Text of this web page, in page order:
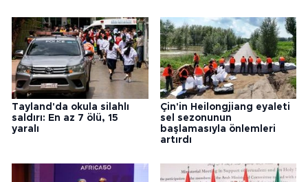
Tayland'da okula silahlı
saldırı: En az 7 ölü, 15
yaralı
Çin'in Heilongjiang eyaleti
sel sezonunun
başlamasıyla önlemleri
artırdı